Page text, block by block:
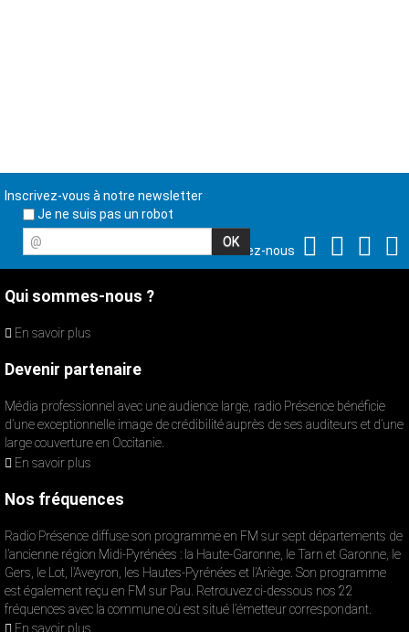
Inscrivez-vous à notre newsletter
Je ne suis pas un robot
@
Suivez-nous
Qui sommes-nous ?
En savoir plus
Devenir partenaire
Média professionnel avec une audience large, radio Présence bénéficie
d’une exceptionnelle image de crédibilité auprès de ses auditeurs et d’une
large couverture en Occitanie.
En savoir plus
Nos fréquences
Radio Présence diffuse son programme en FM sur sept départements de
l’ancienne région Midi-Pyrénées : la Haute-Garonne, le Tarn et Garonne, le
Gers, le Lot, l’Aveyron, les Hautes-Pyrénées et l’Ariège. Son programme
est également reçu en FM sur Pau. Retrouvez ci-dessous nos 22
fréquences avec la commune où est situé l’émetteur correspondant.
En savoir plus